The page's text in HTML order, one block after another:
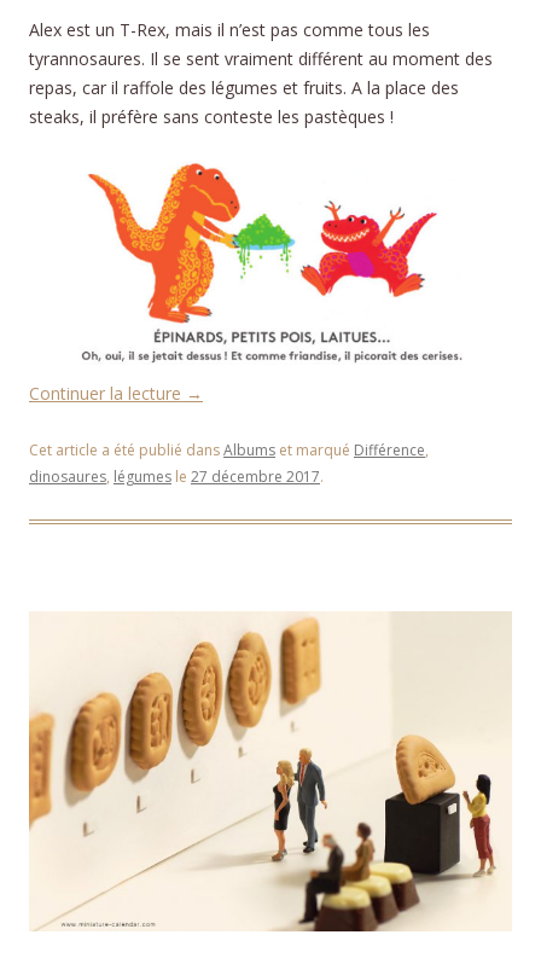
Alex est un T-Rex, mais il n’est pas comme tous les
tyrannosaures. Il se sent vraiment différent au moment des
repas, car il raffole des légumes et fruits. A la place des
steaks, il préfère sans conteste les pastèques !
Continuer la lecture →
Cet article a été publié dansAlbums et marqué Différence,
dinosaures, légumes le 27 décembre 2017.